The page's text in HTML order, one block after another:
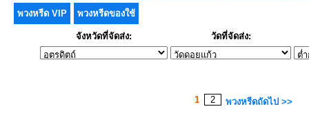
พวงหรีด VIP พวงหรีดของใช้
จังหวัดที่จัดส่ง: วัดที่จัดส่ง:
1 2 พวงหรีดถัดไป >>